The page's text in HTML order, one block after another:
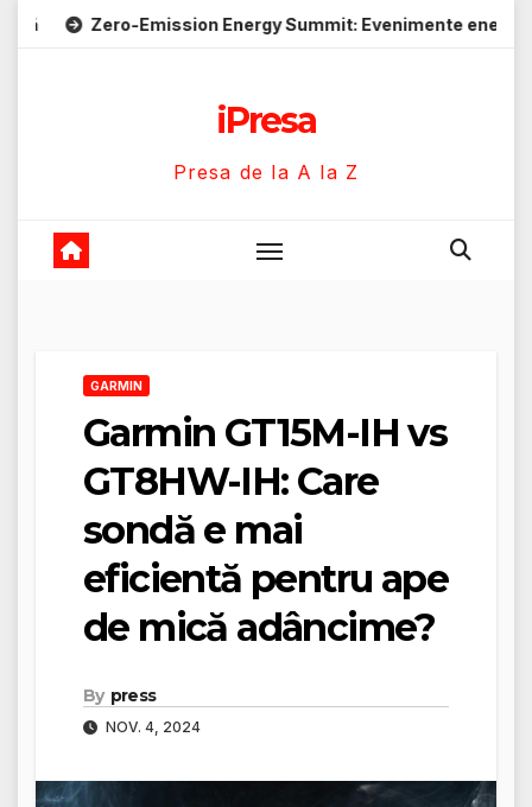
SkipEmission Energy Summit: Evenimente energie despre
iPresa
Presa de la A la Z
GARMIN
Garmin GT15M-IH vs
GT8HW-IH: Care
sondă e mai
eficientă pentru ape
de mică adâncime?
By press
NOV. 4, 2024